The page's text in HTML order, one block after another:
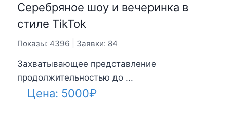
Серебряное шоу и вечеринка в
стиле TikTok
Показы: 4396 | Заявки: 84
Захватывающее представление
продолжительностью до ...
Цена: 5000₽